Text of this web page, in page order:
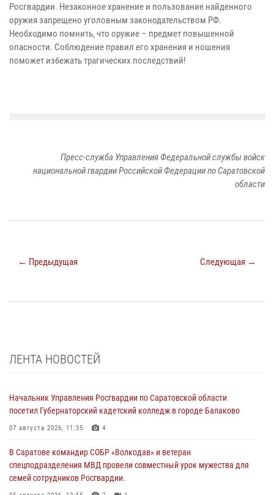
Росгвардии. Незаконное хранение и пользование найденного
оружия запрещено уголовным законодательством РФ.
Необходимо помнить, что оружие – предмет повышенной
опасности. Соблюдение правил его хранения и ношения
поможет избежать трагических последствий!
Пресс-служба Управления Федеральной службы войск
национальной гвардии Российской Федерации по Саратовской
области
← Предыдущая Следующая →
ЛЕНТА НОВОСТЕЙ
Начальник Управления Росгвардии по Саратовской области
посетил Губернаторский кадетский колледж в городе Балаково
07 августа 2026, 11:35 4
В Саратове командир СОБР «Волкодав» и ветеран
спецподразделения МВД провели совместный урок мужества для
семей сотрудников Росгвардии.